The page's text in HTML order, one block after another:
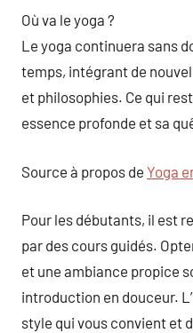
Où va le yoga ?
Le yoga continuera sans
temps, intégrant de
et philosophies. Ce qui
essence profonde et sa
Source à propos de Yoga
Pour les débutants, il est
par des cours guidés.
et une ambiance propice
introduction en douceur.
style qui vous convient et